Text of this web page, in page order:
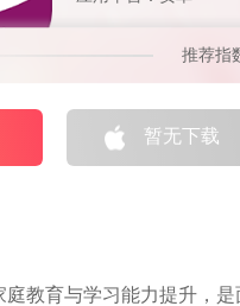
推荐指
暂无下载
庭教育与学习能力提升，